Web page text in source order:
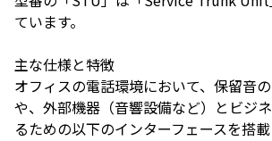
ています。
主な仕様と特徴
オフィスの電話環境において、保留音
や、外部機器（音響設備など）とビジ
るための以下のインターフェースを搭載